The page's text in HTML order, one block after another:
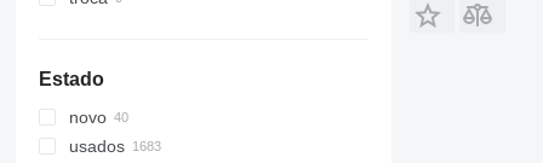
Estado
novo
usados